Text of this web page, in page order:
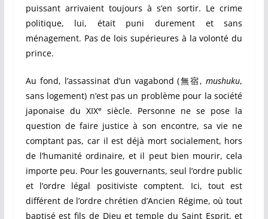
puissant arrivaient toujours à s’en sortir. Le crime
politique, lui, était puni durement et sans
ménagement. Pas de lois supérieures à la volonté du
prince.
Au fond, l’assassinat d’un vagabond (無宿,mushuku,
sans logement) n’est pas un problème pour la société
japonaise du XIXe
siècle. Personne ne se pose la
question de faire justice à son encontre, sa vie ne
comptant pas, car il est déjà mort socialement, hors
de l’humanité ordinaire, et il peut bien mourir, cela
importe peu. Pour les gouvernants, seul l’ordre public
et l’ordre légal positiviste comptent. Ici, tout est
différent de l’ordre chrétien d’Ancien Régime, où tout
baptisé est fils de Dieu et temple du Saint Esprit, et